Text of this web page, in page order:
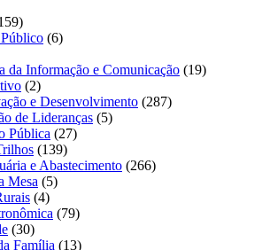
(6)
da Informação e Comunicação (19)
(2)
e Desenvolvimento (287)
de Lideranças (5)
Pública (27)
(139)
e Abastecimento (266)
Mesa (5)
(4)
(79)
(30)
Família (13)